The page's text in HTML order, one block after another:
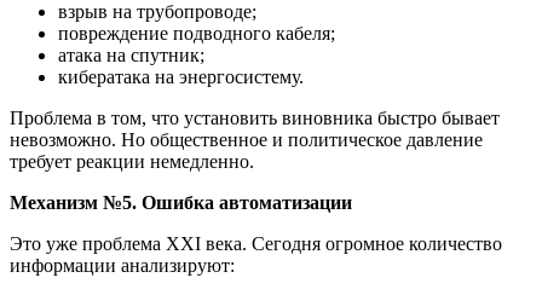
взрыв на трубопроводе;
повреждение подводного кабеля;
атака на спутник;
кибератака на энергосистему.
Проблема в том, что установить виновника быстро бывает
невозможно. Но общественное и политическое давление
требует реакции немедленно.
Механизм №5. Ошибка автоматизации
Это уже проблема XXI века. Сегодня огромное количество
информации анализируют: